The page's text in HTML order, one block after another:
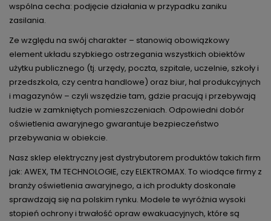
wspólna cecha: podjęcie działania w przypadku zaniku
zasilania.
Ze względu na swój charakter – stanowią obowiązkowy
element układu szybkiego ostrzegania wszystkich obiektów
użytku publicznego (tj. urzędy, poczta, szpitale, uczelnie, szkoły i
przedszkola, czy centra handlowe) oraz biur, hal produkcyjnych
i magazynów – czyli wszędzie tam, gdzie pracują i przebywają
ludzie w zamkniętych pomieszczeniach. Odpowiedni dobór
oświetlenia awaryjnego gwarantuje bezpieczeństwo
przebywania w obiekcie.
Nasz sklep elektryczny jest dystrybutorem produktów takich firm
jak: AWEX, TM TECHNOLOGIE, czy ELEKTROMAX. To wiodące firmy z
branży oświetlenia awaryjnego, a ich produkty doskonale
sprawdzają się na polskim rynku. Modele te wyróżnia wysoki
stopień ochrony i trwałość opraw ewakuacyjnych, które są